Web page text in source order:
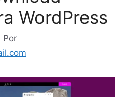
WordPress
Por